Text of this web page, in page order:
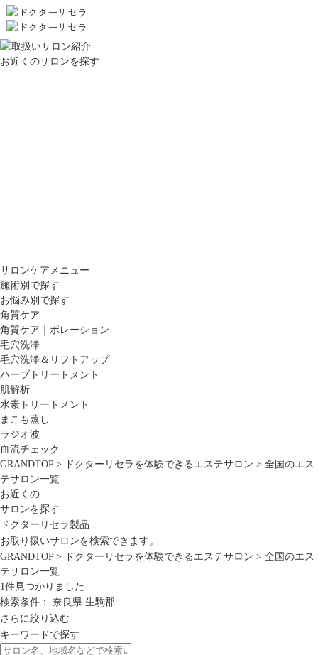
お近くのサロンを探す
サロンケアメニュー
施術別で探す
お悩み別で探す
角質ケア
角質ケア｜ポレーション
毛穴洗浄
毛穴洗浄＆リフトアップ
ハーブトリートメント
肌解析
水素トリートメント
まこも蒸し
ラジオ波
血流チェック
GRANDTOP> ドクターリセラを体験できるエステサロン > 全国のエス
テサロン一覧
お近くの
サロンを探す
ドクターリセラ製品
お取り扱いサロンを検索できます。
GRANDTOP> ドクターリセラを体験できるエステサロン > 全国のエス
テサロン一覧
1件見つかりました
検索条件：
奈良県 生駒郡
さらに絞り込む
キーワードで探す